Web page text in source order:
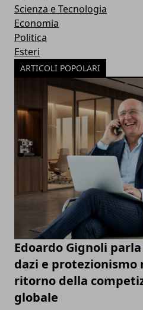
Scienza e Tecnologia
Economia
Politica
Esteri
ARTICOLI POPOLARI
Edoardo Gignoli
dazi e protezionismo
ritorno della
globale